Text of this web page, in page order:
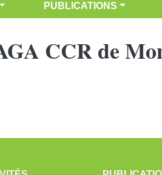
PUBLICATIONS
CCR de